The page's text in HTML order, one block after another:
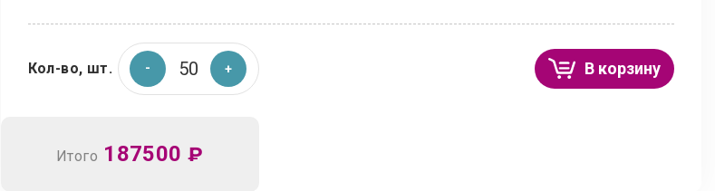
Кол-во, шт. В корзину
Итого 187500 ₽